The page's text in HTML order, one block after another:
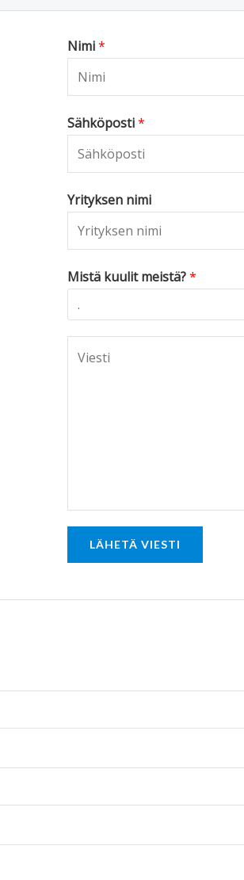
Nimi*
Sähköposti*
Yrityksen nimi
Mistä kuulit meistä?*
o
r
s
e
LÄHETÄ VIESTI